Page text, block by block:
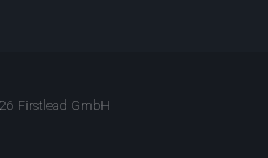
Firstlead GmbH